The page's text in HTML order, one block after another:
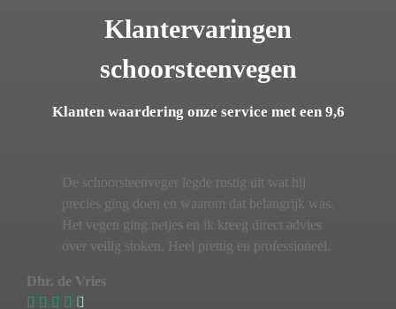
Klantervaringen
schoorsteenvegen
Klanten waardering onze service met een 9,6
De schoorsteenveger legde rustig uit wat hij
precies ging doen en waarom dat belangrijk was.
Het vegen ging netjes en ik kreeg direct advies
over veilig stoken. Heel prettig en professioneel.
Dhr. de Vries